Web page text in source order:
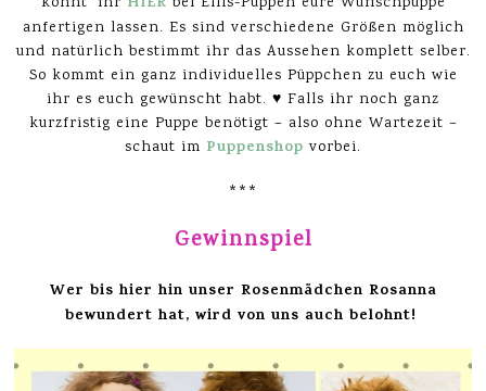
anfertigen lassen. Es sind verschiedene Größen möglich
und natürlich bestimmt ihr das Aussehen komplett selber.
So kommt ein ganz individuelles Püppchen zu euch wie
ihr es euch gewünscht habt. ♥ Falls ihr noch ganz
kurzfristig eine Puppe benötigt – also ohne Wartezeit –
schaut im Puppenshop vorbei.
***
Gewinnspiel
Wer bis hier hin unser Rosenmädchen Rosanna
bewundert hat, wird von uns auch belohnt!